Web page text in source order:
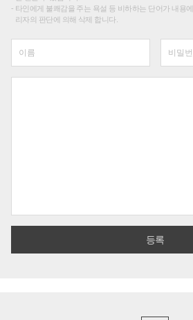
타인에게 불쾌감을 주는 욕설 등 비하하는 단어가 내용
리자의 판단에 의해 삭제 합니다.